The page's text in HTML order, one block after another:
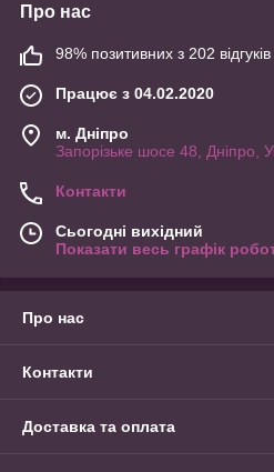
Про нас
98% позитивних з 202 відгуків
Працює з 04.02.2020
м. Дніпро
Запорізьке шосе 48, Дніпро,
Контакти
Сьогодні вихідний
Показати весь графік
Про нас
Контакти
Доставка та оплата